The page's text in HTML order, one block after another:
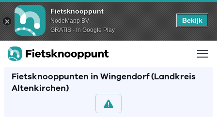
Fietsknooppunt
NodeMapp BV
GRATIS - In Google Play
Bekijk
Fietsknooppunten in Wingendorf (Landkreis
Altenkirchen)